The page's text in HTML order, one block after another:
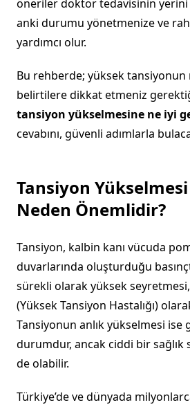
öneriler doktor tedavisinin yerini
anki durumu yönetmenize ve
yardımcı olur.
Bu rehberde; yüksek
belirtilere dikkat etmeniz
tansiyon yükselmesine ne iyi
cevabını, güvenli adımlarla
Tansiyon
Neden Önemlidir?
Tansiyon, kalbin kanı vücuda
duvarlarında oluşturduğu
sürekli olarak yüksek
(Yüksek Tansiyon Hastalığı)
Tansiyonun anlık yükselmesi ise
durumdur, ancak ciddi bir
de olabilir.
Türkiye’de ve dünyada